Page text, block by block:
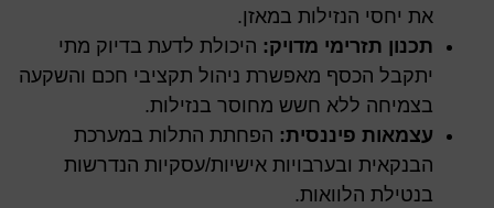
את יחסי הנזילות במאזן.
תכנון תזרימי מדויק: היכולת לדעת בדיוק מתי
יתקבל הכסף מאפשרת ניהול תקציבי חכם והשקעה
בצמיחה ללא חשש מחוסר בנזילות.
עצמאות פיננסית: הפחתת התלות במערכת
הבנקאית ובערבויות אישיות/עסקיות הנדרשות
בנטילת הלוואות.